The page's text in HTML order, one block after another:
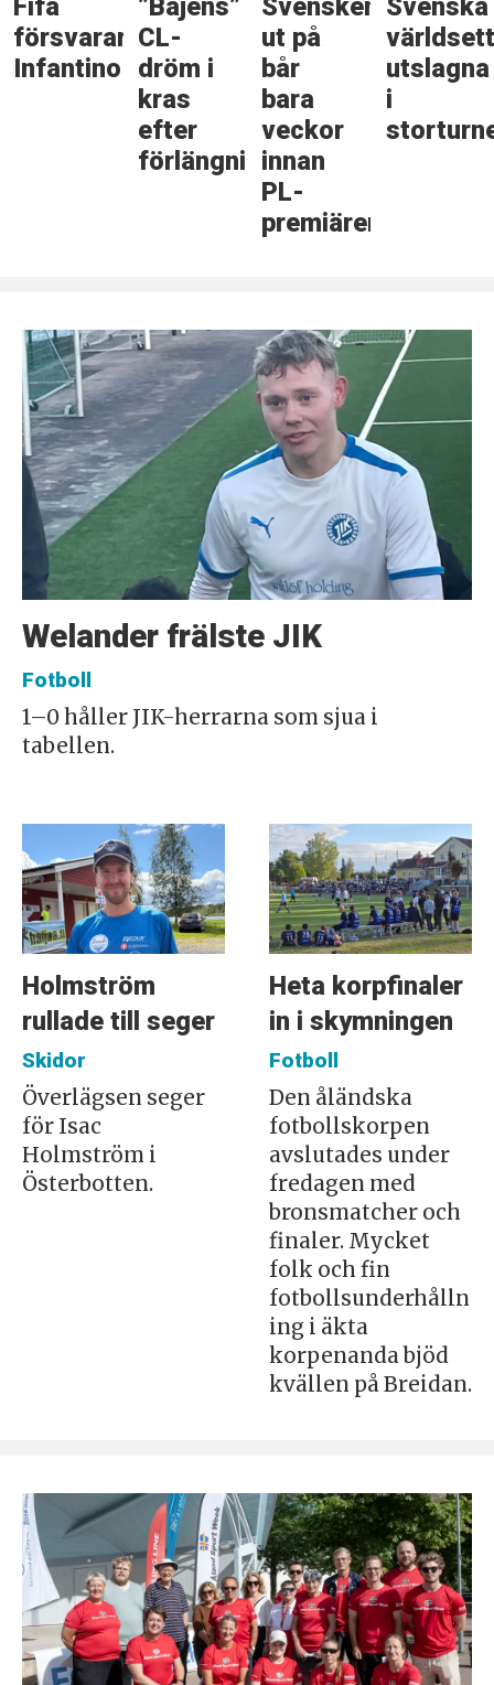
försvarar
Infantino
CL-
dröm i
kras
efter
förlängningsdrama
ut på
bår
bara
veckor
innan
PL-
premiären
utslagna
i
Welander frälste JIK
Fotboll
1–0 håller JIK-herrarna som sjua i
tabellen.
Holmström
rullade till seger
Skidor
Överlägsen seger
för Isac
Holmström i
Österbotten.
Heta korpfinaler
in i skymningen
Fotboll
Den åländska
fotbollskorpen
avslutades under
fredagen med
bronsmatcher och
finaler. Mycket
folk och fin
fotbollsunderhålln
ing i äkta
korpenanda bjöd
kvällen på Breidan.